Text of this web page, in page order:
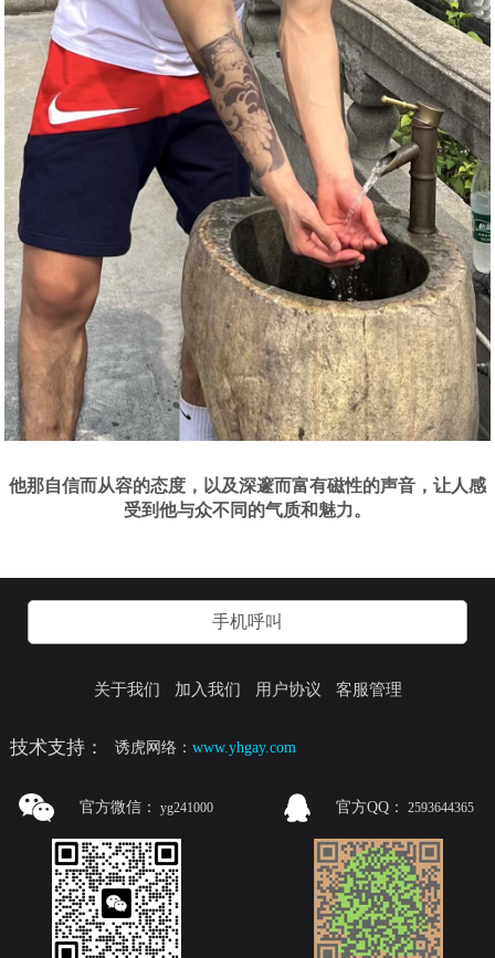
他那自信而从容的态度，以及深邃而富有磁性的声音，让人感
受到他与众不同的气质和魅力。
手机呼叫
关于我们 加入我们 用户协议 客服管理
技术支持： 诱虎网络：www.yhgay.com
官方微信： yg241000 官方QQ： 2593644365